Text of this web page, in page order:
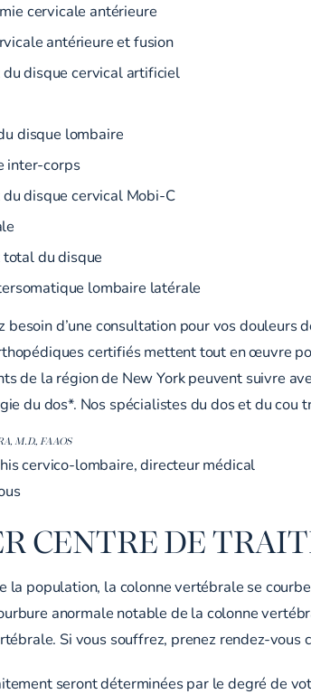
cervicale antérieure
antérieure et fusion
disque cervical artificiel
disque lombaire
inter-corps
disque cervical Mobi-C
du disque
lombaire latérale
besoin d’une consultation pour vos douleurs
certifiés mettent tout en œuvre
de la région de New York peuvent suivre
du dos*. Nos spécialistes du dos et du
M.D., FAAOS
cervico-lombaire, directeur médical
CENTRE DE
la population, la colonne vertébrale se
anormale notable de la colonne
Si vous souffrez, prenez rendez-vous
seront déterminées par le degré de